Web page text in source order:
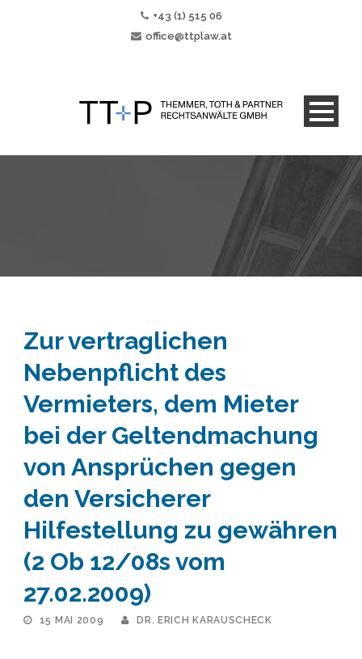
+43 (1) 515 06
office@ttplaw.at
Zur vertraglichen
Nebenpflicht des
Vermieters, dem Mieter
bei der Geltendmachung
von Ansprüchen gegen
den Versicherer
Hilfestellung zu gewähren
(2 Ob 12/08s vom
27.02.2009)
15 MAI 2009 DR. ERICH KARAUSCHECK